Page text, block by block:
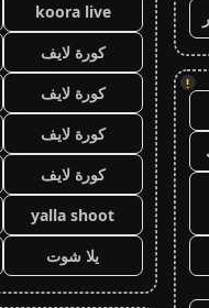
!
koora live
كورة لايف
كورة لايف
كورة لايف
كورة لايف
yalla shoot
يلا شوت